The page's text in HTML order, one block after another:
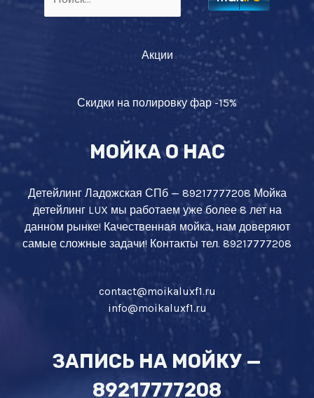
Акции
Скидки на полировку фар -15%
МОЙКА О НАС
Детейлинг Ладожская СПб — 89217777208 Мойка
детейлинг LUX мы работаем уже более 8 лет на
данном рынке! Качественная мойка, нам доверяют
самые сложные задачи! Контакты тел. 89217777208
contact@moikaluxf1.ru
info@moikaluxf1.ru
ЗАПИСЬ НА МОЙКУ —
89217777208